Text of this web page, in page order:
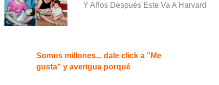
Y Años Después Este Va A Harvard
Somos millones... dale click a "Me
gusta" y averigua porqué